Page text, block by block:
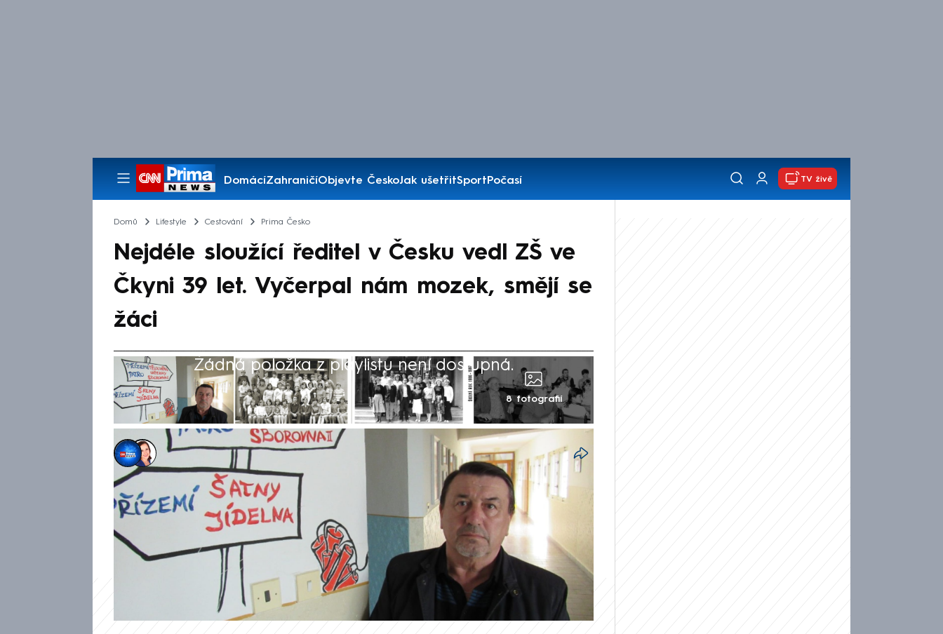
DomácíZahraničíObjevte ČeskoJak ušetřitSportPočasí
Pořady
TV živě
Domů Lifestyle Cestování Prima Česko
Nejdéle sloužící ředitel v Česku vedl ZŠ ve
Čkyni 39 let. Vyčerpal nám mozek, smějí se
žáci
Žádná položka z playlistu není dostupná.
8 fotografií
Jiří Bydžovský,Lea Janochová
21. úno 2025, 19:18
Českým rekordem nejdéle sloužícího ředitele v Česku se pyšní Stanislav
Mauric z Čkyně nedaleko Strakonic. V roce 1975 začal učit na tamní
základní škole matematiku a fyziku. O deset let později se stal
ředitelem školy. Tu postupně zveleboval dlouhých 39 let.